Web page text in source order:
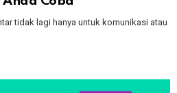
tidak lagi hanya untuk komunikasi atau